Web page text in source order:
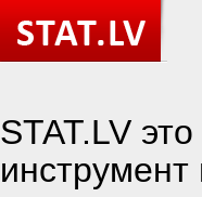
STAT.LV
инструмент